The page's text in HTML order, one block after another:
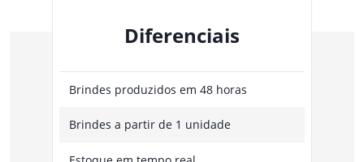
Diferenciais
Brindes produzidos em 48 horas
Brindes a partir de 1 unidade